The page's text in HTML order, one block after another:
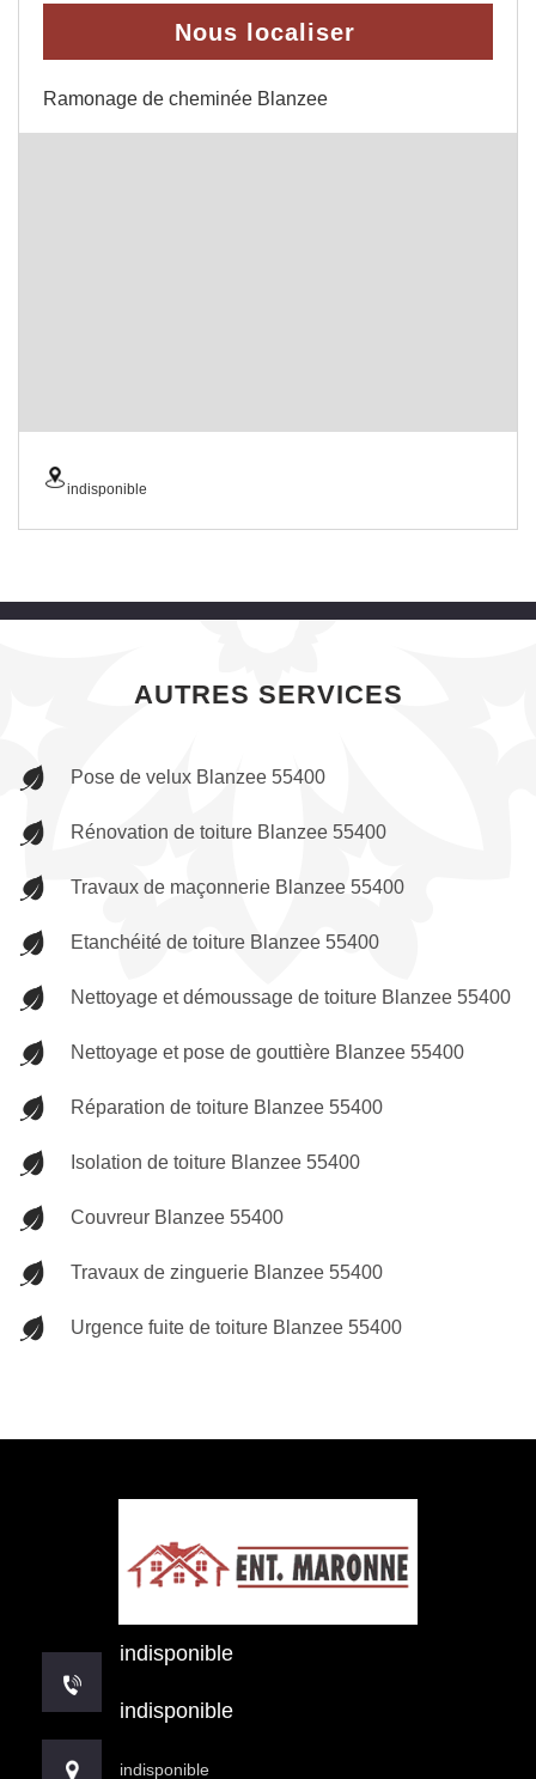
Nous localiser
Ramonage de cheminée Blanzee
indisponible
AUTRES SERVICES
Pose de velux Blanzee 55400
Rénovation de toiture Blanzee 55400
Travaux de maçonnerie Blanzee 55400
Etanchéité de toiture Blanzee 55400
Nettoyage et démoussage de toiture Blanzee 55400
Nettoyage et pose de gouttière Blanzee 55400
Réparation de toiture Blanzee 55400
Isolation de toiture Blanzee 55400
Couvreur Blanzee 55400
Travaux de zinguerie Blanzee 55400
Urgence fuite de toiture Blanzee 55400
indisponible
indisponible
indisponible